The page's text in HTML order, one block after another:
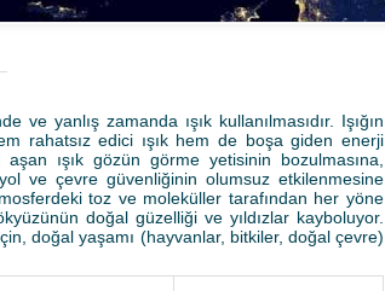
ve yanlış zamanda ışık kullanılmasıdır. Işığın
rahatsız edici ışık hem de boşa giden enerji
ışık gözün görme yetisinin bozulmasına,
ve çevre güvenliğinin olumsuz etkilenmesine
toz ve moleküller tarafından her yöne
doğal güzelliği ve yıldızlar kayboluyor.
doğal yaşamı (hayvanlar, bitkiler, doğal çevre)